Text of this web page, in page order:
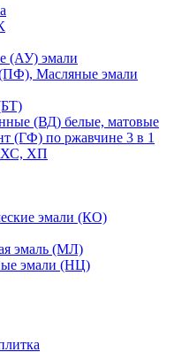
(АУ) эмали
Масляные эмали
(ВД) белые, матовые
(ГФ) по ржавчине 3 в 1
ХС, ХП
эмали (КО)
эмаль (МЛ)
эмали (НЦ)